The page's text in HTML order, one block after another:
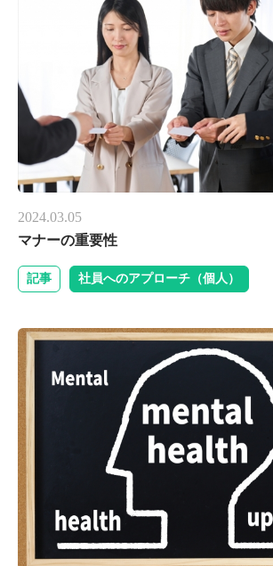
2024.03.05
マナーの重要性
記事 社員へのアプローチ（個人）